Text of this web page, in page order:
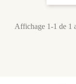
Affichage 1-1 de 1